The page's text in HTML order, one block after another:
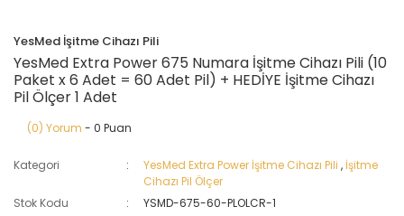
YesMed İşitme Cihazı Pili
YesMed Extra Power 675 Numara İşitme Cihazı Pili (10
Paket x 6 Adet = 60 Adet Pil) + HEDİYE İşitme Cihazı
Pil Ölçer 1 Adet
(0) Yorum - 0 Puan
Kategori YesMed Extra Power İşitme Cihazı Pili , İşitme
Cihazı Pil Ölçer
Stok Kodu
YSMD-675-60-PLOLCR-1